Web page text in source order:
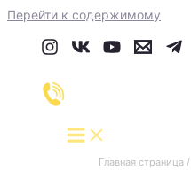
Перейти к содержимому
Главная страница/